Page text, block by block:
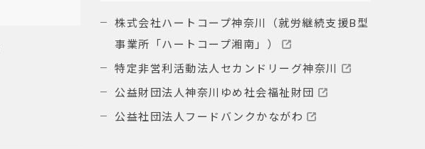
株式会社ハートコープ神奈川（就労継続支援B型
事業所「ハートコープ湘南」）
特定非営利活動法人セカンドリーグ神奈川
公益財団法人神奈川ゆめ社会福祉財団
公益社団法人フードバンクかながわ